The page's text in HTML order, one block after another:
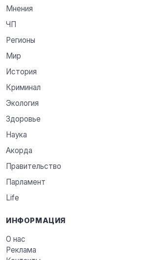
Мнения
ЧП
Регионы
Мир
История
Криминал
Экология
Здоровье
Наука
Акорда
Правительство
Парламент
Life
ИНФОРМАЦИЯ
О нас
Реклама